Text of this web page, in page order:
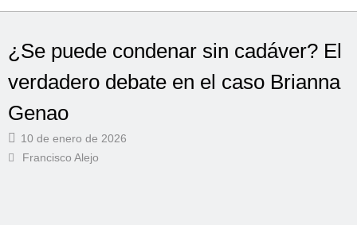
¿Se puede condenar sin cadáver? El
verdadero debate en el caso Brianna
Genao
10 de enero de 2026
Francisco Alejo